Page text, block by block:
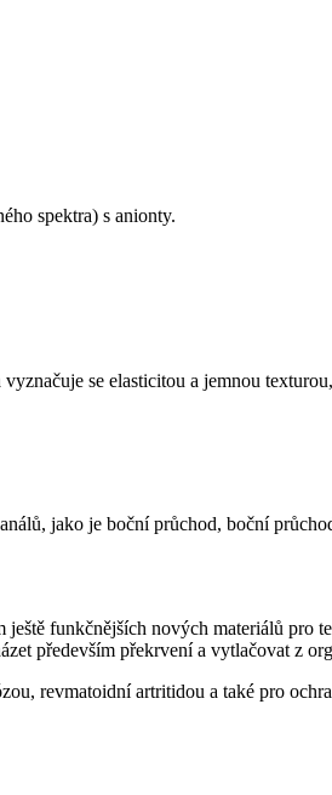
spektra) s anionty.
se elasticitou a jemnou
jako je boční průchod, boční
funkčnějších nových materiálů pro
především překrvení a vytlačovat z
revmatoidní artritidou a také pro